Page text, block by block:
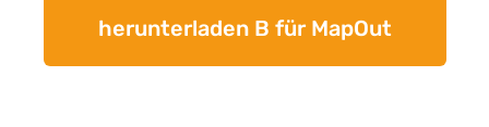
herunterladen B für MapOut